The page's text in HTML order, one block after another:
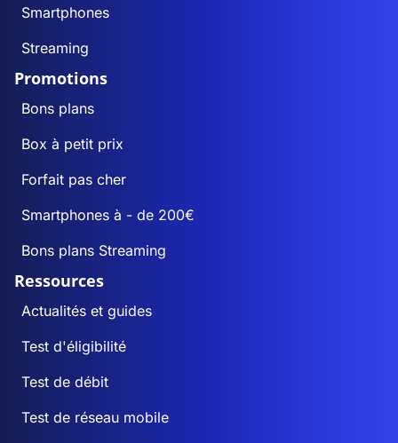
Smartphones
Streaming
Promotions
Bons plans
Box à petit prix
Forfait pas cher
Smartphones à - de 200€
Bons plans Streaming
Ressources
Actualités et guides
Test d'éligibilité
Test de débit
Test de réseau mobile